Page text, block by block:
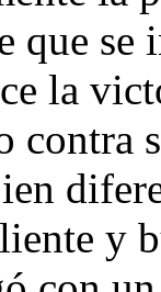
que
la
contra
y